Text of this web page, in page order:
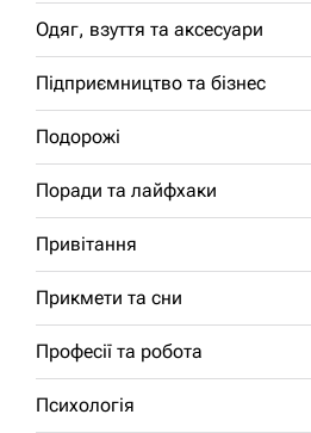
Одяг, взуття та аксесуари
Підприємництво та бізнес
Подорожі
Поради та лайфхаки
Привітання
Прикмети та сни
Професії та робота
Психологія